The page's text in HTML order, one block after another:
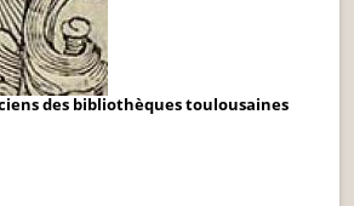
des bibliothèques toulousaines